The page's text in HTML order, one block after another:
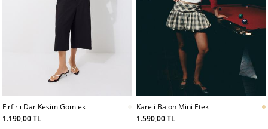
Fırfırlı Dar Kesim Gomlek
1.190,00 TL
Kareli Balon Mini Etek
1.590,00 TL